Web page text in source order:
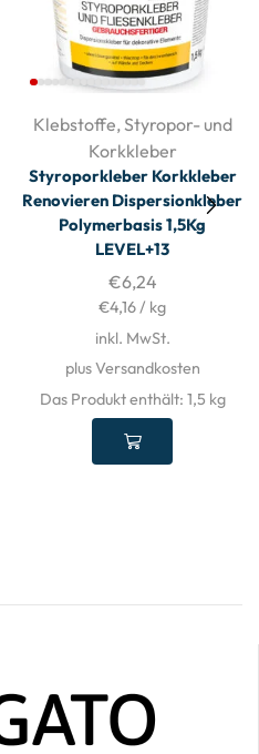
Klebstoffe,Styropor- und
Korkkleber
Styroporkleber Korkkleber
Renovieren Dispersionkleber
Polymerbasis 1,5Kg
LEVEL+13
€6,24
€4,16/ kg
inkl. MwSt.
plus Versandkosten
Das Produkt enthält: 1,5 kg